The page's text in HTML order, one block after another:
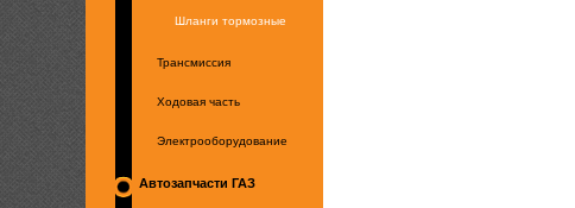
Шланги тормозные
Трансмиссия
Ходовая часть
Электрооборудование
Автозапчасти ГАЗ